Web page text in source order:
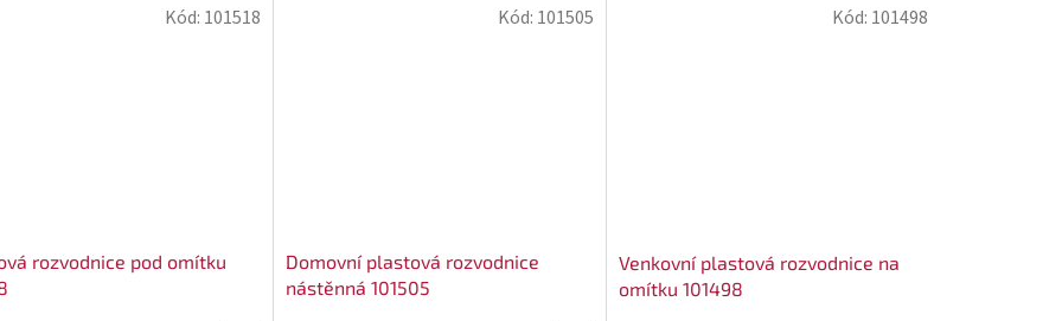
rozvodnice pod omítku
Kód: 101518
Domovní plastová rozvodnice
nástěnná 101505
Kód: 101505
Venkovní plastová rozvodnice na
omítku 101498
Kód: 101498